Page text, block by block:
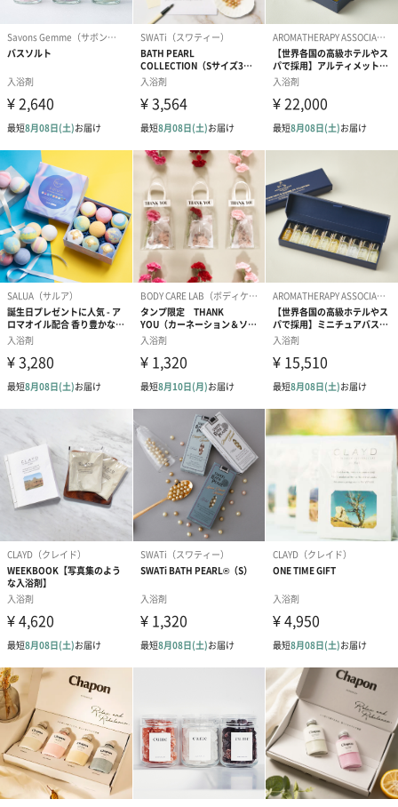
温泉がお好きな方、本物志向の方、こころと身体をいたわるギフ
トを探している方におすすめ。男性女性問わずお喜びいただいて
います。
実際にいただいたお客様の声を一部ご紹介します。
『先輩の出産祝いに「HAA for bath 日々」を贈りました。自分自
身でも使用してみて、温泉気分を味わえたのでお勧めしていま
す。』
『母や知人へのギフトとして「HAA for bath 日々」を普段からリ
ピート購入しています。ことばに包まれた入浴剤という体験型の
仕掛けが気に入っています。』
『手先の冷えに悩んでいましたが、「HAA for bath」を使用して
いるとあまり冷えを感じないように思います。２か月に一度、リ
ピート購入しています。』
多数メディアでご紹介いただいています
クラウドファンディングサイト「Makuake」にて、入浴剤歴代購
入金額１位を達成！また、TV「王様のブランチ」、雑誌
「Numero TOKYO」や「SPRiNG」の編集長おすすめの入浴剤とし
て紹介されました。他にも「anan」や「kiitos.」「25ans」など
多数メディアにも掲載されています。
「HAA（ハー）」
大分県にある別府八湯のひとつ、鉄輪温泉。ここは、古くから湯
治文化が根づく場所。HAA（ハー）は、この鉄輪温泉から生まれ
た日本古来の養生法「湯治（とうじ）」をコンセプトにしたライ
フスタイルブランドです。